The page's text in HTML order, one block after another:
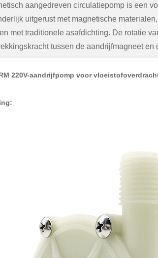
aangedreven circulatiepomp is een
uitgerust met magnetische
met traditionele asafdichting. De rotatie
tussen de aandrijfmagneet en
220V-aandrijfpomp voor